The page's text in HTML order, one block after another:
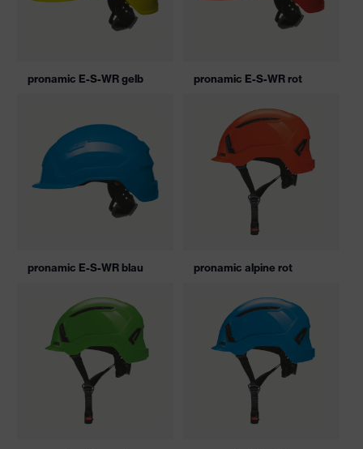
pronamic E-S-WR gelb pronamic E-S-WR rot
pronamic E-S-WR blau pronamic alpine rot